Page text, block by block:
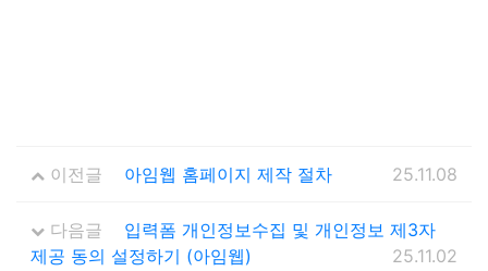
이전글 아임웹 홈페이지 제작 절차 25.11.08
다음글
입력폼 개인정보수집 및 개인정보 제3자
제공 동의 설정하기 (아임웹)
25.11.02